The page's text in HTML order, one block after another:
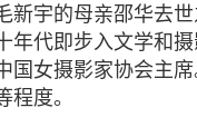
新宇的母亲邵华去
年代即步入文学和
国女摄影家协会主
程度。